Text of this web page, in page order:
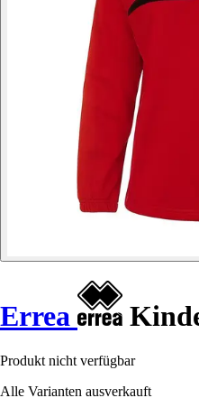
Errea
Produkt nicht verfügbar
Alle Varianten ausverkauft